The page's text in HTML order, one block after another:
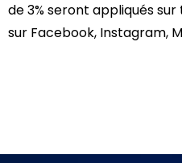
de 3% seront appliqués
sur Facebook, Instagram,